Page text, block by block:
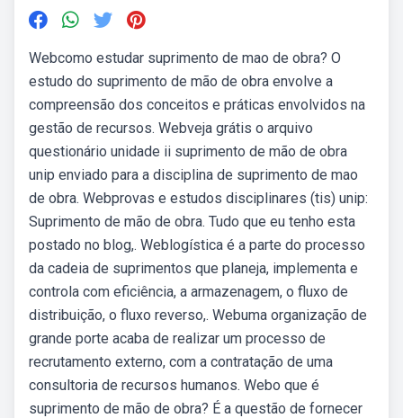
Webcomo estudar suprimento de mao de obra? O
estudo do suprimento de mão de obra envolve a
compreensão dos conceitos e práticas envolvidos na
gestão de recursos. Webveja grátis o arquivo
questionário unidade ii suprimento de mão de obra
unip enviado para a disciplina de suprimento de mao
de obra. Webprovas e estudos disciplinares (tis) unip:
Suprimento de mão de obra. Tudo que eu tenho esta
postado no blog,. Weblogística é a parte do processo
da cadeia de suprimentos que planeja, implementa e
controla com eficiência, a armazenagem, o fluxo de
distribuição, o fluxo reverso,. Webuma organização de
grande porte acaba de realizar um processo de
recrutamento externo, com a contratação de uma
consultoria de recursos humanos. Webo que é
suprimento de mão de obra? É a questão de fornecer